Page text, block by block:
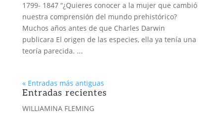
1799- 1847 “¿Quieres conocer a la mujer que cambió
nuestra comprensión del mundo prehistórico?
Muchos años antes de que Charles Darwin
publicara El origen de las especies, ella ya tenía una
teoría parecida. ...
« Entradas más antiguas
Entradas recientes
WILLIAMINA FLEMING